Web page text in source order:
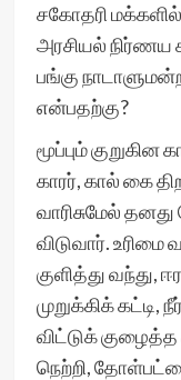
சகோதரி
அரசியல் நிர்ணய
பங்கு
என்பதற்கு?
மூப்பும்
காரர், கால் கை
வாரிசுமேல்
விடுவார்.
குளித்து வந்து,
முறுக்கிக் கட்டி,
விட்டுக் குழைத்த
நெற்றி,